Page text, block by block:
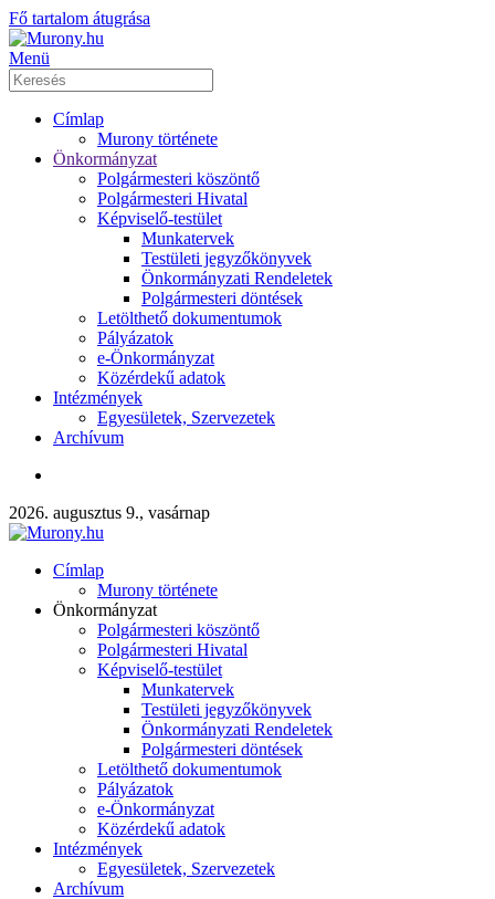
Fő tartalom átugrása
Menü
Címlap
Murony története
Önkormányzat
Polgármesteri köszöntő
Polgármesteri Hivatal
Képviselő-testület
Munkatervek
Testületi jegyzőkönyvek
Önkormányzati Rendeletek
Polgármesteri döntések
Letölthető dokumentumok
Pályázatok
e-Önkormányzat
Közérdekű adatok
Intézmények
Egyesületek, Szervezetek
Archívum
2026. augusztus 9., vasárnap
Címlap
Murony története
Önkormányzat
Polgármesteri köszöntő
Polgármesteri Hivatal
Képviselő-testület
Munkatervek
Testületi jegyzőkönyvek
Önkormányzati Rendeletek
Polgármesteri döntések
Letölthető dokumentumok
Pályázatok
e-Önkormányzat
Közérdekű adatok
Intézmények
Egyesületek, Szervezetek
Archívum